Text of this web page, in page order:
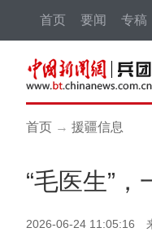
首页 要闻 专稿
首页 → 援疆信息
“毛医生”
2026-06-24 11:05:16